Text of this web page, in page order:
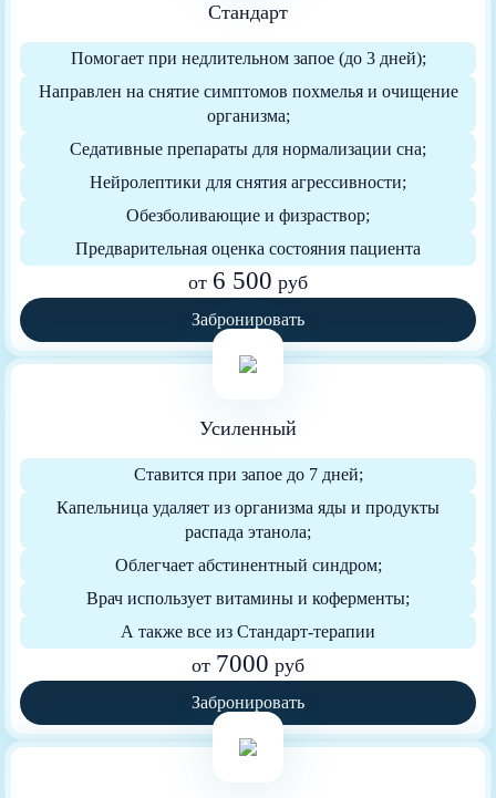
Cтандарт
Помогает при недлительном запое (до 3 дней);
Направлен на снятие симптомов похмелья и очищение
организма;
Седативные препараты для нормализации сна;
Нейролептики для снятия агрессивности;
Обезболивающие и физраствор;
Предварительная оценка состояния пациента
от 6 500 руб
Забронировать
Усиленный
Ставится при запое до 7 дней;
Капельница удаляет из организма яды и продукты
распада этанола;
Облегчает абстинентный синдром;
Врач использует витамины и коферменты;
А также все из Стандарт-терапии
от 7000 руб
Забронировать